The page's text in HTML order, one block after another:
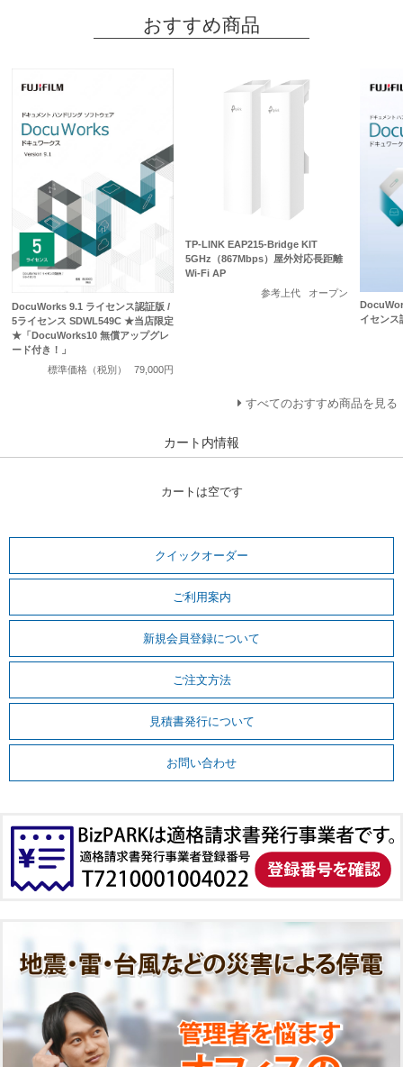
おすすめ商品
DocuWorks 9.1 ライセンス認証版 /
5ライセンス SDWL549C ★当店限定
★「DocuWorks10 無償アップグレ
ード付き！」
標準価格（税別）
79,000円
TP-LINK EAP215-Bridge KIT
5GHz（867Mbps）屋外対応長距離
Wi-Fi AP
参考上代
オープン
イセンス
すべてのおすすめ商品を見る
カート内情報
カートは空です
クイックオーダー
ご利用案内
新規会員登録について
ご注文方法
見積書発行について
お問い合わせ